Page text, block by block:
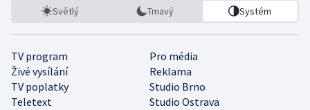
Světlý Tmavý Systém
TV program
Pro média
Živé vysílání
Reklama
TV poplatky
Studio Brno
Teletext
Studio Ostrava